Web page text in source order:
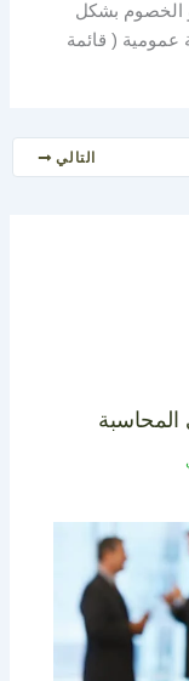
و الخصوم بشكل
عمومية ( قائمة
التالي